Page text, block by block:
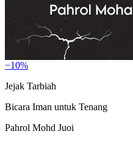
−10%
Jejak Tarbiah
Bicara Iman untuk Tenang
Pahrol Mohd Juoi